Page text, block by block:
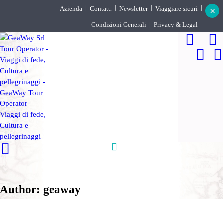
Azienda Contatti Newsletter Viaggiare sicuri
Condizioni Generali Privacy & Legal
Author: geaway
×